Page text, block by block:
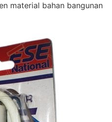
material bahan bangunan